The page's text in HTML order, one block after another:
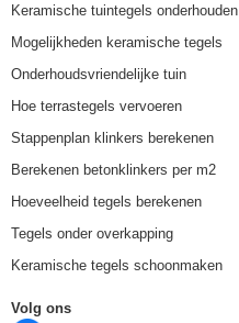
Keramische tuintegels onderhouden
Mogelijkheden keramische tegels
Onderhoudsvriendelijke tuin
Hoe terrastegels vervoeren
Stappenplan klinkers berekenen
Berekenen betonklinkers per m2
Hoeveelheid tegels berekenen
Tegels onder overkapping
Keramische tegels schoonmaken
Volg ons